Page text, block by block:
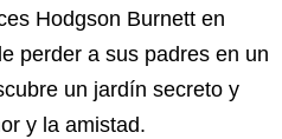
Hodgson Burnett en
perder a sus padres en un
un jardín secreto y
y la amistad.